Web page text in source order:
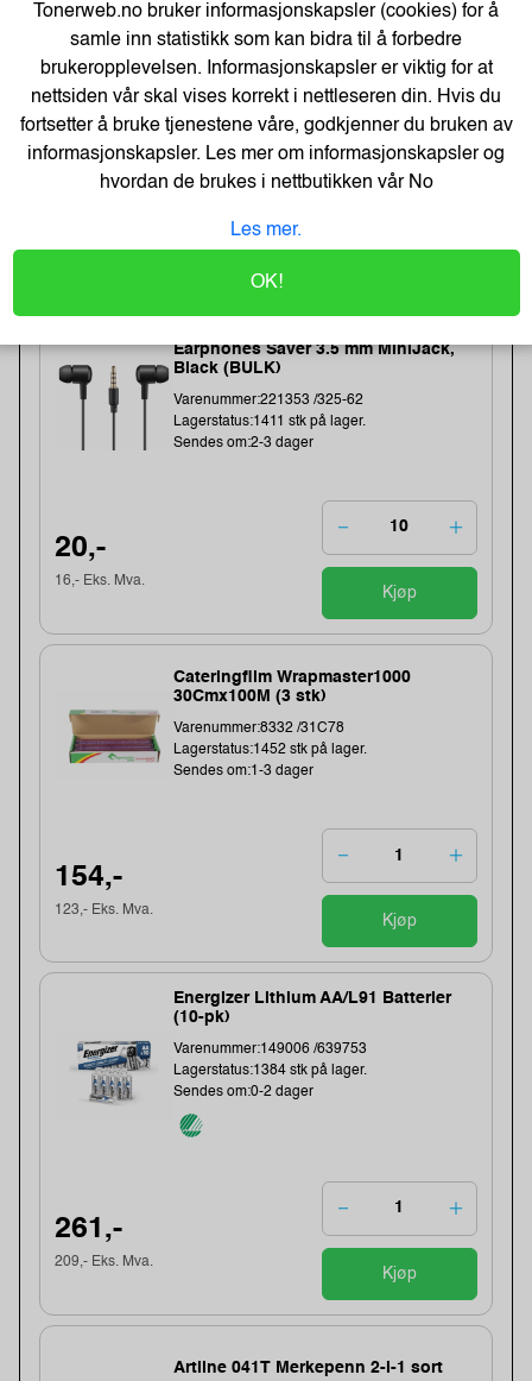
-48%
Kopipapir Nøytralt A4 80G (500 ark) -
Bestselger!
Varenummer:329900 /
Lagerstatus:50 stk på lager.
Sendes om:0-2 dager
Earphones Saver 3.5 mm MiniJack,
Black (BULK)
Varenummer:221353 /325-62
Lagerstatus:1411 stk på lager.
Sendes om:2-3 dager
20,-
16,- Eks. Mva.
Kjøp
Cateringfilm Wrapmaster1000
30Cmx100M (3 stk)
Varenummer:8332 /31C78
Lagerstatus:1452 stk på lager.
Sendes om:1-3 dager
154,-
123,- Eks. Mva.
Kjøp
Energizer Lithium AA/L91 Batterier
(10-pk)
Varenummer:149006 /639753
Lagerstatus:1384 stk på lager.
Sendes om:0-2 dager
261,-
209,- Eks. Mva.
Kjøp
Artline 041T Merkepenn 2-i-1 sort
Tonerweb.no bruker informasjonskapsler (cookies) for å
samle inn statistikk som kan bidra til å forbedre
brukeropplevelsen. Informasjonskapsler er viktig for at
nettsiden vår skal vises korrekt i nettleseren din. Hvis du
fortsetter å bruke tjenestene våre, godkjenner du bruken av
informasjonskapsler. Les mer om informasjonskapsler og
hvordan de brukes i nettbutikken vårNo
Les mer.
OK!